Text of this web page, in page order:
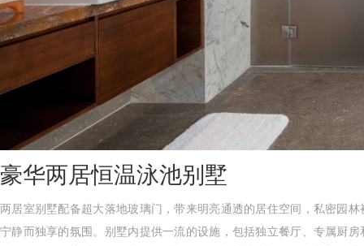
豪华两居恒温泳池别墅
两居室别墅配备超大落地玻璃门，带来明亮通透的居住空间，私密园
宁静而独享的氛围。别墅内提供一流的设施，包括独立餐厅、专属厨